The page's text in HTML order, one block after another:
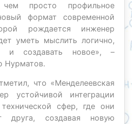
просто профильное
формат современной
рождается инженер
уметь мыслить логично,
и создавать новое», –
Нурматов.
что «Менделеевская
устойчивой интеграции
сфер, где они
друга, создавая новую